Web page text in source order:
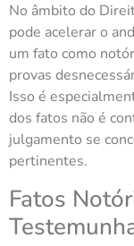
No âmbito do
pode acelerar o
um fato como
provas
Isso é
dos fatos não é
julgamento se
pertinentes.
Fatos